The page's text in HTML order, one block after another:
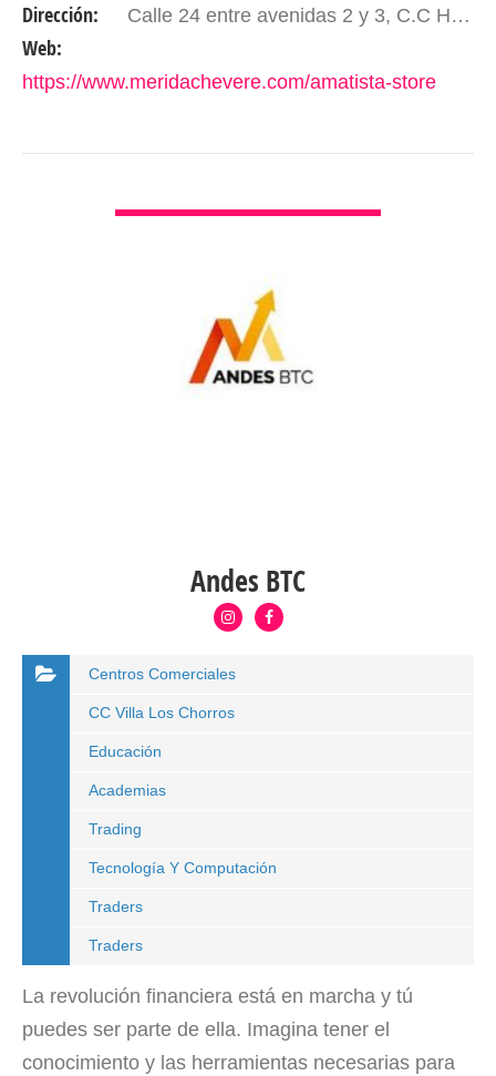
de…
Dirección: Calle 24 entre avenidas 2 y 3, C.C History Center. Piso 1, local 35; frente a la facultad de odontologia. Mérida- Edo. Mérida. Venezuela.
Web:
https://www.meridachevere.com/amatista-store
Andes BTC
Centros Comerciales
CC Villa Los Chorros
Educación
Academias
Trading
Tecnología Y Computación
Traders
Traders
La revolución financiera está en marcha y tú
puedes ser parte de ella. Imagina tener el
conocimiento y las herramientas necesarias para